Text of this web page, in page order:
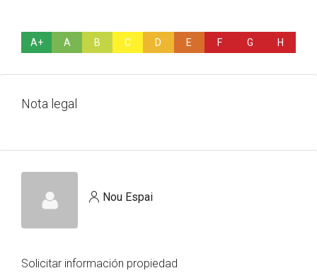
A+ A B C D E F G H
Nota legal
Nou Espai
Solicitar información propiedad